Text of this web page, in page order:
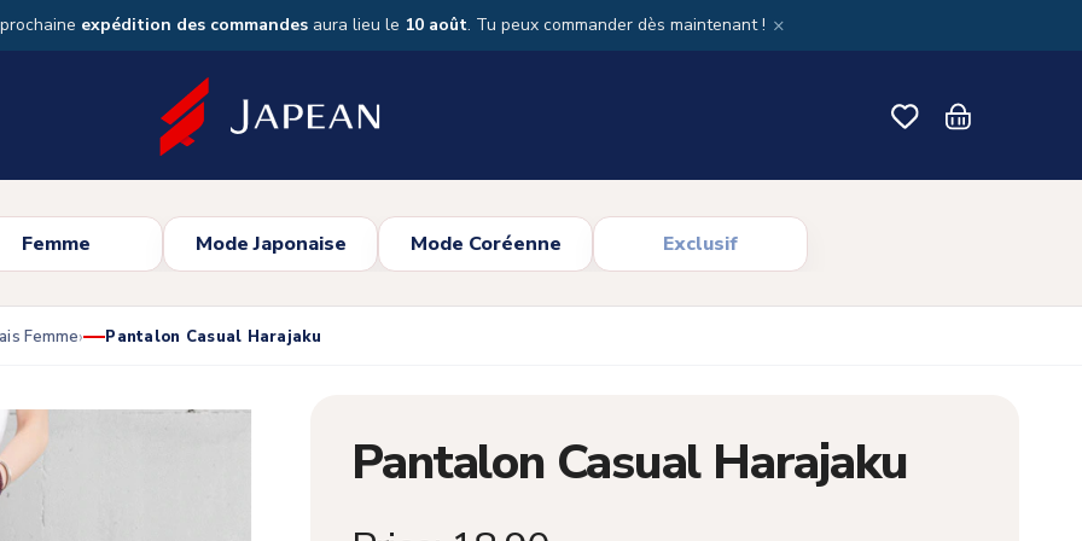
expédition des commandes aura lieu le 10 août. Tu peux commander dès maintenant ! ×
Femme Mode Japonaise Mode Coréenne Exclusif
Femme Pantalon Casual Harajaku
Pantalon Casual Harajaku